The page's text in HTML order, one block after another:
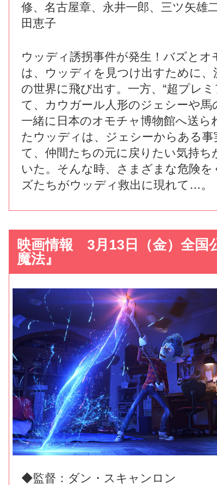
修、名古屋章、永井一郎、三ツ矢雄
田恵子
ウッディ誘拐事件が発生！バズとオ
は、ウッディを見つけ出すために、
の世界に飛び出す。一方、“超プレ
て、カウガール人形のジェシーや
一緒に日本のオモチャ博物館へ送ら
たウッディは、ジェシーからある
て、仲間たちの元に戻りたい気持ち
いた。そんな時、さまざまな危険
ズたちがウッディ救出に現れて…。
映画情報 3月13日（金）全国
魔法』
◆監督：ダン・スキャンロン